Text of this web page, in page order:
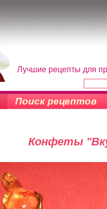
Лучшие рецепты для
Поиск рецептов
Конфеты